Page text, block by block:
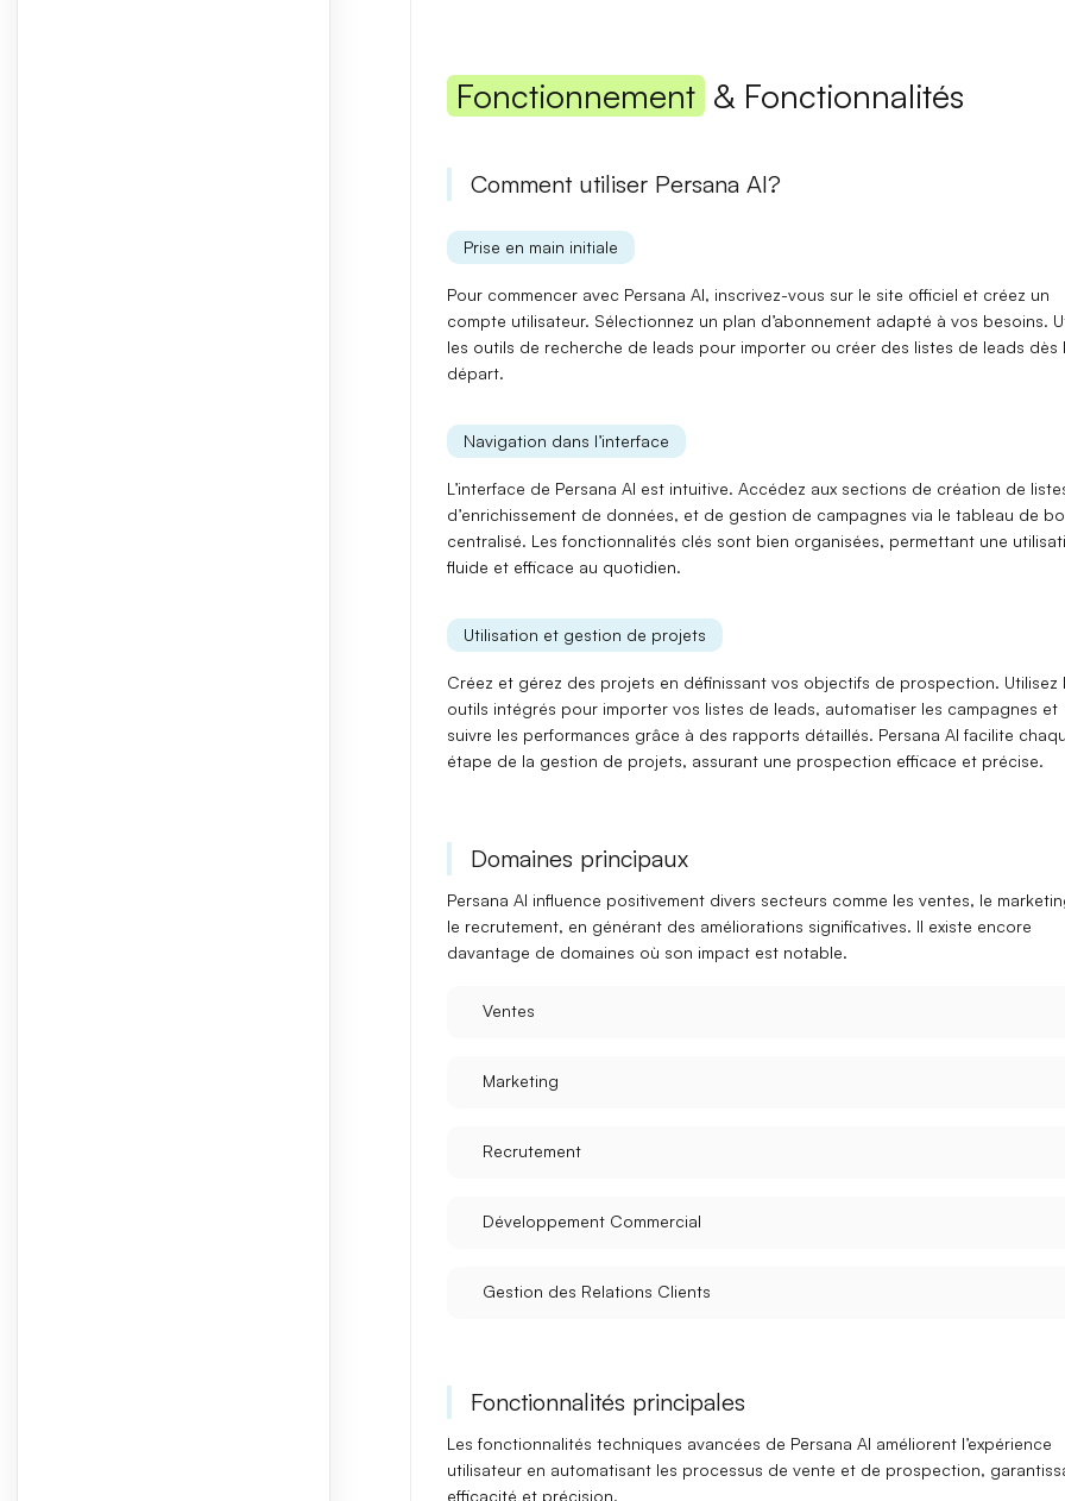
Fonctionnement & Fonctionnalités
Comment utiliser Persana AI?
Prise en main initiale
Pour commencer avec Persana AI, inscrivez-vous sur le site officiel et créez un
compte utilisateur. Sélectionnez un plan d’abonnementadapté à vos besoins.
les outils de recherche de leads pour importer ou créer des listes de leads dès
départ.
Navigation dans l’interface
L’interface de Persana AI est intuitive. Accédez aux sections de création de
d’enrichissement de données, et de gestion de campagnes via le tableau de
centralisé. Les fonctionnalités clés sont bien organisées, permettant une
fluide et efficace au quotidien.
Utilisation et gestion de projets
Créez et gérez des projets en définissant vos objectifs de prospection. Utilisez
outils intégrés pour importer vos listes de leads, automatiser les campagnes et
suivre les performances grâce à des rapports détaillés. Persana AI facilite
étape de la gestion de projets, assurant une prospection efficace et précise.
Domaines principaux
Persana AI influence positivement divers secteurs comme les ventes, le
le recrutement, en générant des améliorations significatives. Il existe encore
davantage de domaines où son impact est notable.
Ventes
Marketing
Recrutement
Développement Commercial
Gestion des Relations Clients
Fonctionnalités principales
Les fonctionnalités techniques avancées de Persana AI améliorent l’expérience
utilisateur en automatisant les processus de vente et de prospection,
efficacité et précision.